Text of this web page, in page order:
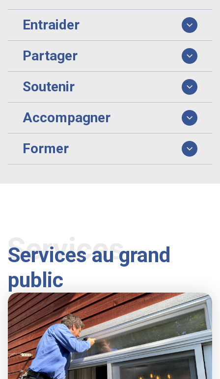
Entraider
Partager
Soutenir
Accompagner
Former
Services au grand
public
Services